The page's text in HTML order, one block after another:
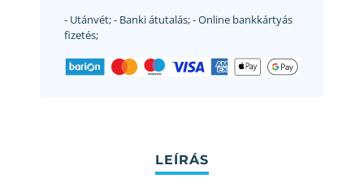
- Utánvét;- Banki átutalás;- Online bankkártyás
fizetés;